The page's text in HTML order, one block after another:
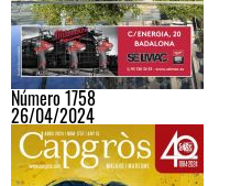
Número 1758
26/04/2024